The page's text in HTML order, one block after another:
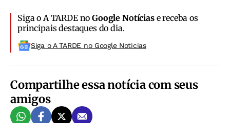
Siga o A TARDE noGoogle Notíciase receba os
principais destaques do dia.
Siga o A TARDE no Google Noticias
Compartilhe essa notícia com seus
amigos